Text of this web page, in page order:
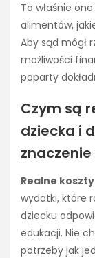
To właśnie
alimentów,
Aby sąd mógł
możliwości
poparty
Czym są
dziecka i
Realne
wydatki, które
dziecku
edukacji. Nie
potrzeby jak